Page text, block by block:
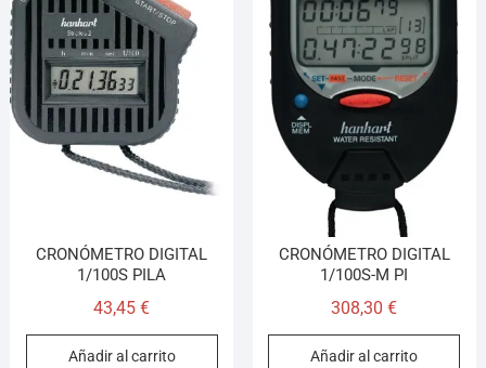
CRONÓMETRO DIGITAL
1/100S PILA
43,45€
Añadir al carrito
CRONÓMETRO DIGITAL
1/100S-M PI
308,30€
Añadir al carrito